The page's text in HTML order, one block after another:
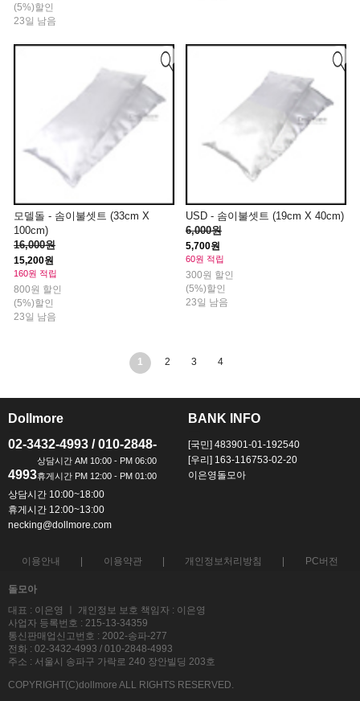
(5%)할인
23일 남음
모델돌 - 솜이불셋트 (33cm X
100cm)
16,000원
15,200원
160원 적립
800원 할인
(5%)할인
23일 남음
USD - 솜이불셋트 (19cm X 40cm)
6,000원
5,700원
60원 적립
300원 할인
(5%)할인
23일 남음
1 2 3 4
Dollmore
02-3432-4993 / 010-2848-
4993
상담시간 10:00~18:00
휴게시간 12:00~13:00
necking@dollmore.com
BANK INFO
[국민] 483901-01-192540
[우리] 163-116753-02-20
이은영돌모아
이용안내 이용약관 개인정보처리방침 PC버전
돌모아
대표 : 이은영 ㅣ 개인정보 보호 책임자 : 이은영
사업자 등록번호 : 215-13-34359
통신판매업신고번호 : 2002-송파-277
전화 : 02-3432-4993 / 010-2848-4993
주소 : 서울시 송파구 가락로 240 장안빌딩 203호
COPYRIGHT(C)dollmore ALL RIGHTS RESERVED.